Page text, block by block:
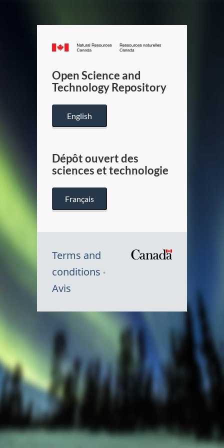
Canada.ca
/
Canada
Open Science and
Technology Repository
English
Dépôt ouvert des
sciences et technologie
Français
Terms and
conditions
Avis
Canada